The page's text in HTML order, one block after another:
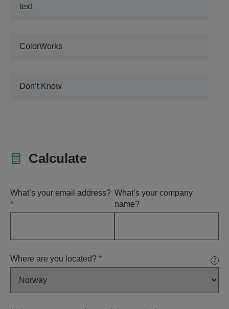
text
ColorWorks
Don’t Know
Calculate
What’s your email address?
*
What’s your company
name?
Where are you located? * i